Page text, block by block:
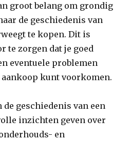
groot belang om grondig
de geschiedenis van
te kopen. Dit is
te zorgen dat je goed
eventuele problemen
kunt voorkomen.
geschiedenis van een
inzichten geven over
en